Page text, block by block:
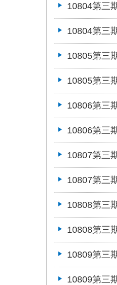
10804第三
10804第三
10805第三
10805第三
10806第三
10806第三
10807第三
10807第三
10808第三
10808第三
10809第三
10809第三